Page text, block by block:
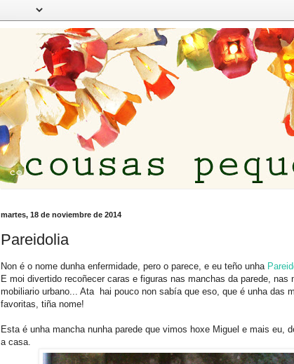
martes, 18 de noviembre de 2014
Pareidolia
Non é o nome dunha enfermidade, pero o parece, e eu teño unha
E moi divertido recoñecer caras e figuras nas manchas da parede, nas
mobiliario urbano... Ata hai pouco non sabía que eso, que é unha das
favoritas, tiña nome!
Esta é unha mancha nunha parede que vimos hoxe Miguel e mais eu,
a casa.